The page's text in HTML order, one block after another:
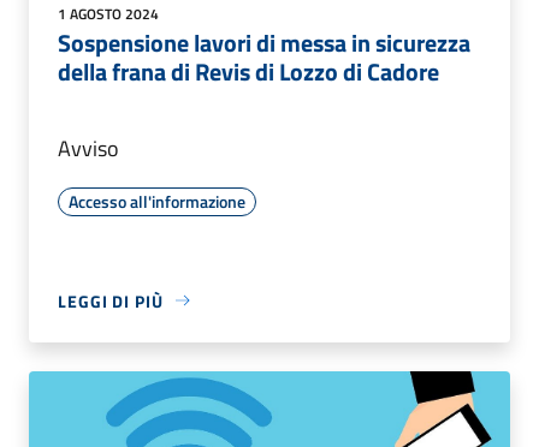
1 AGOSTO 2024
Sospensione lavori di messa in sicurezza
della frana di Revis di Lozzo di Cadore
Avviso
Accesso all'informazione
LEGGI DI PIÙ